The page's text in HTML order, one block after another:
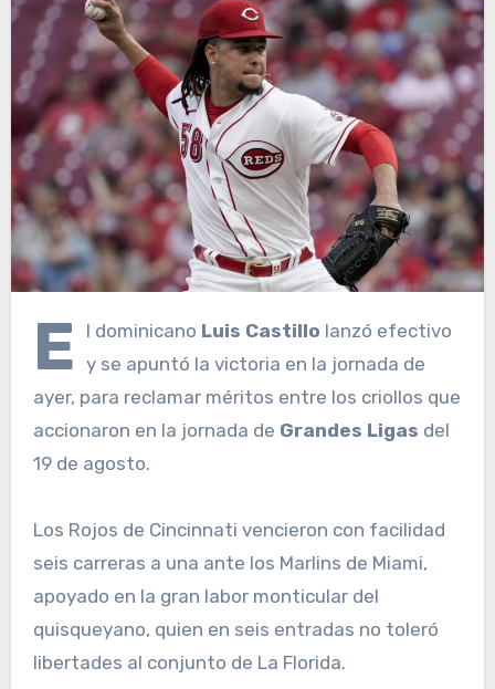
E l dominicano Luis Castillo lanzó efectivo
y se apuntó la victoria en la jornada de
ayer, para reclamar méritos entre los criollos que
accionaron en la jornada de Grandes Ligas del
19 de agosto.
Los Rojos de Cincinnati vencieron con facilidad
seis carreras a una ante los Marlins de Miami,
apoyado en la gran labor monticular del
quisqueyano, quien en seis entradas no toleró
libertades al conjunto de La Florida.